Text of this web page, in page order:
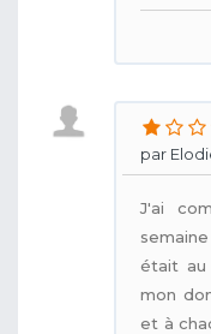
par
J'ai
était au
mon
et à